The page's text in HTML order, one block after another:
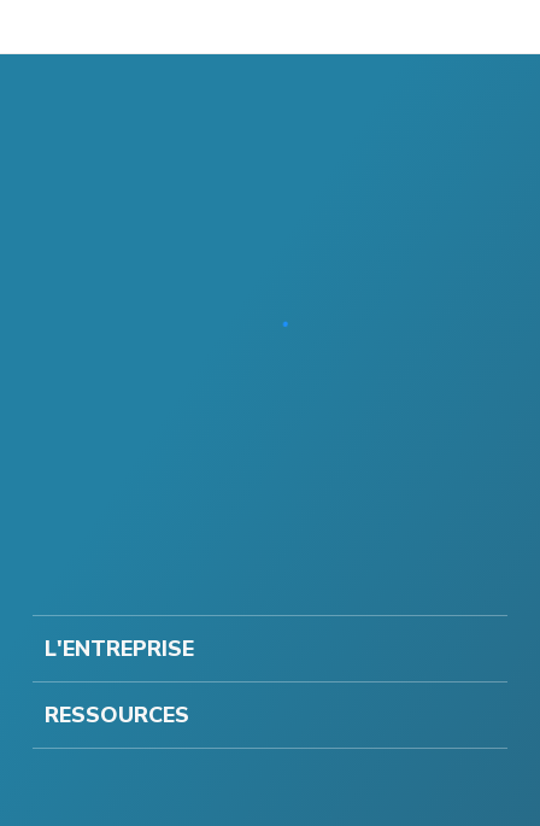
L'ENTREPRISE
RESSOURCES